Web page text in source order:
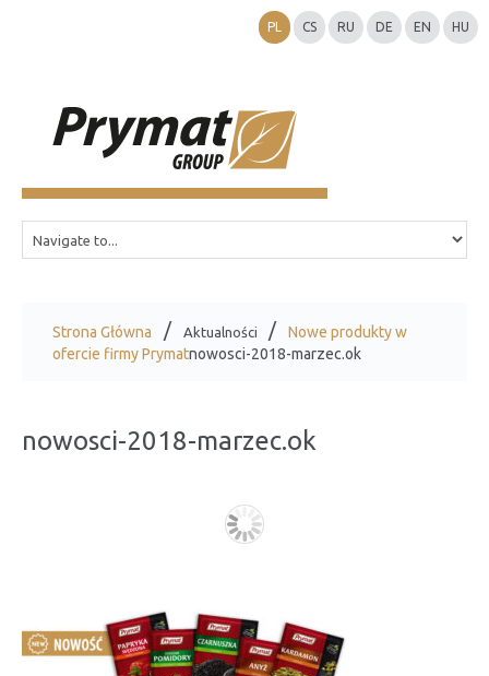
PL CS RU DE EN HU
Strona Główna Aktualności
Nowe produkty w
ofercie firmy Prymatnowosci-2018-marzec.ok
nowosci-2018-marzec.ok